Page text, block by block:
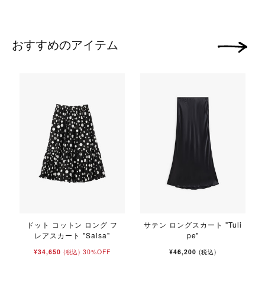
おすすめのアイテム
ドット コットン ロング フ
レアスカート "Salsa"
¥34,650 (税込) 30%OFF
サテン ロングスカート "Tuli
pe"
¥46,200 (税込)
次の画像